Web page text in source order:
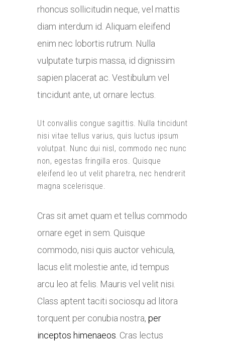
rhoncus sollicitudin neque, vel mattis
diam interdum id. Aliquam eleifend
enim nec lobortis rutrum. Nulla
vulputate turpis massa, id dignissim
sapien placerat ac. Vestibulum vel
tincidunt ante, ut ornare lectus.
Ut convallis congue sagittis. Nulla tincidunt
nisi vitae tellus varius, quis luctus ipsum
volutpat. Nunc dui nisl, commodo nec nunc
non, egestas fringilla eros. Quisque
eleifend leo ut velit pharetra, nec hendrerit
magna scelerisque.
Cras sit amet quam et tellus commodo
ornare eget in sem. Quisque
commodo, nisi quis auctor vehicula,
lacus elit molestie ante, id tempus
arcu leo at felis. Mauris vel velit nisi.
Class aptent taciti sociosqu ad litora
torquent per conubia nostra, per
inceptos himenaeos. Cras lectus